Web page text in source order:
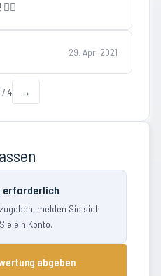
29. Apr. 2021
/ 4 →
erforderlich
melden Sie sich
ein Konto.
abgeben